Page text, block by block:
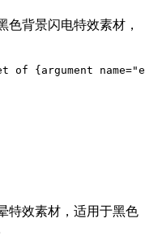
色背景闪电特效素材，
of {argument
特效素材，适用于黑色